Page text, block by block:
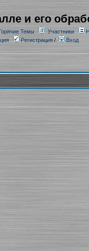
и его
Темы Участники
Регистрация/ Вход